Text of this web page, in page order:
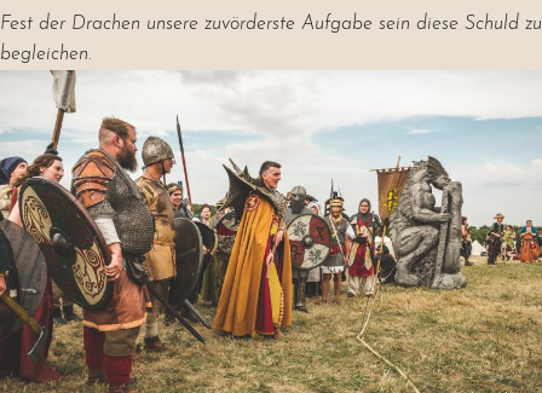
Fest der Drachen unsere zuvörderste Aufgabe sein diese Schuld zu
begleichen.